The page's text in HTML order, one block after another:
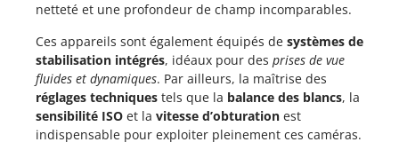
netteté et une profondeur de champ incomparables.
Ces appareils sont également équipés de systèmes de
stabilisation intégrés, idéaux pour des prises de vue
fluides et dynamiques. Par ailleurs, la maîtrise des
réglages techniques tels que la balance des blancs, la
sensibilité ISO et la vitesse d’obturation est
indispensable pour exploiter pleinement ces caméras.